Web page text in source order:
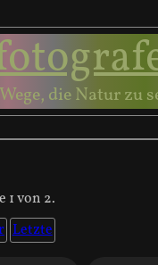
die Natur zu
1 von 2.
Letzte